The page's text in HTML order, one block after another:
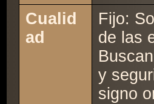
Cualid
ad
Fijo:
de las
y
signo